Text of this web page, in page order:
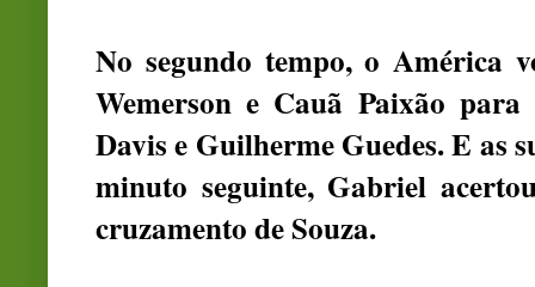
No segundo tempo, o América
Wemerson e Cauã Paixão
Davis e Guilherme Guedes. E as
minuto seguinte, Gabriel
cruzamento de Souza.